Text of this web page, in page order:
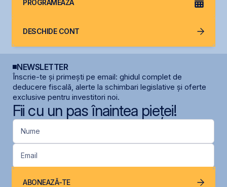
PROGRAMEAZĂ
DESCHIDE CONT
NEWSLETTER
Înscrie-te și primești pe email: ghidul complet de
deducere fiscală, alerte la schimbari legislative și oferte
exclusive pentru investitori noi.
Fii cu un pas înaintea pieței!
Nume
Email
ABONEAZĂ-TE